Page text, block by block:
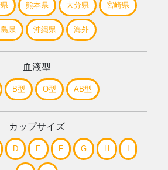
熊本県 大分県 宮崎県
県 沖縄県 海外
血液型
B型 O型 AB型
カップサイズ
D E F G H